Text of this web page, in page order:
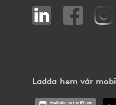
Ladda hem vår